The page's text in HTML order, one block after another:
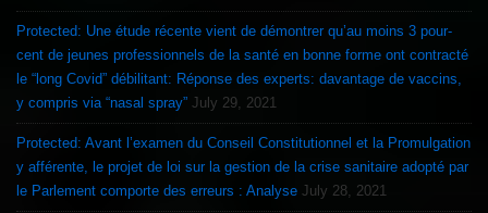
Protected: Une étude récente vient de démontrer qu’au moins 3 pour-
cent de jeunes professionnels de la santé en bonne forme ont contracté
le “long Covid” débilitant: Réponse des experts: davantage de vaccins,
y compris via “nasal spray” July 29, 2021
Protected: Avant l’examen du Conseil Constitutionnel et la Promulgation
y afférente, le projet de loi sur la gestion de la crise sanitaire adopté par
le Parlement comporte des erreurs : Analyse July 28, 2021